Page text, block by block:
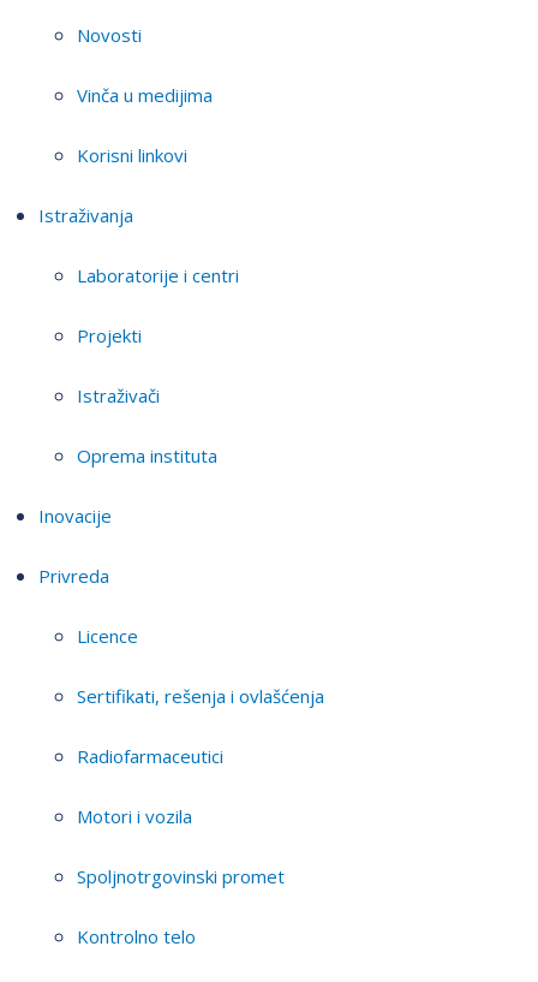
Novosti
Vinča u medijima
Korisni linkovi
Istraživanja
Laboratorije i centri
Projekti
Istraživači
Oprema instituta
Inovacije
Privreda
Licence
Sertifikati, rešenja i ovlašćenja
Radiofarmaceutici
Motori i vozila
Spoljnotrgovinski promet
Kontrolno telo